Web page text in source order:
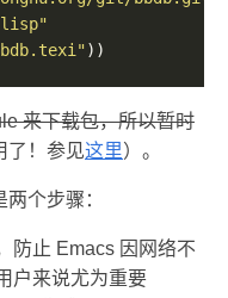
))
来下载包，所以暂时
了！参见这里）。
个步骤：
防止 Emacs 因网络不
户来说尤为重要